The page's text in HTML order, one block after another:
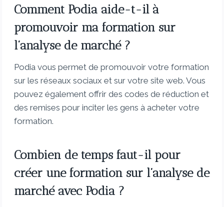
Comment Podia aide-t-il à
promouvoir ma formation sur
l’analyse de marché ?
Podia vous permet de promouvoir votre formation
sur les réseaux sociaux et sur votre site web. Vous
pouvez également offrir des codes de réduction et
des remises pour inciter les gens à acheter votre
formation.
Combien de temps faut-il pour
créer une formation sur l’analyse de
marché avec Podia ?